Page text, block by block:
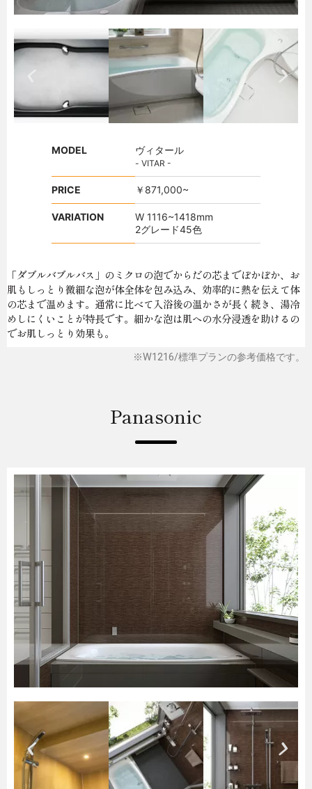
MODEL ヴィタール
- VITAR -
PRICE ￥871,000~
VARIATION
W 1116~1418mm
2グレード45色
「ダブルバブルバス」のミクロの泡でからだの芯までぽかぽか、お
肌もしっとり微細な泡が体全体を包み込み、効率的に熱を伝えて体
の芯まで温めます。通常に比べて入浴後の温かさが長く続き、湯冷
めしにくいことが特長です。細かな泡は肌への水分浸透を助けるの
でお肌しっとり効果も。
※W1216/標準プランの参考価格です。
Panasonic